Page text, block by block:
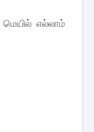
எல்லாம்